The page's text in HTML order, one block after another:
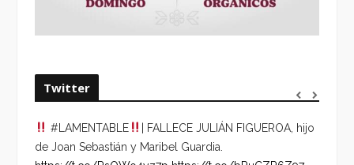
Twitter
#LAMENTABLE
| FALLECE JULIÁN FIGUEROA, hijo
de Joan Sebastián y Maribel Guardia.